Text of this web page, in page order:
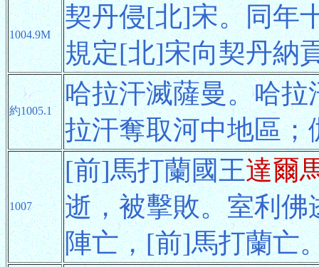
1004.9M
契丹侵[北]宋。同年
規定[北]宋向契丹納
約1005.1
哈拉汗滅薩曼。哈
拉汗奪取河中地區
1007
[前]馬打蘭國王達爾
逝，被擊敗。室利
陣亡，[前]馬打蘭亡